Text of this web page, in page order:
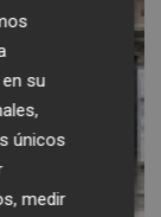
su
únicos
medir